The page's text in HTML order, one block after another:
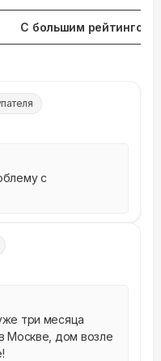
С большим рейтингом
с
три месяца
Москве, дом возле